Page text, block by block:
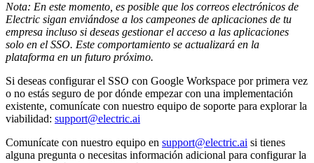
Nota: En este momento, es posible que los correos electrónicos de
Electric sigan enviándose a los campeones de aplicaciones de tu
empresa incluso si deseas gestionar el acceso a las aplicaciones
solo en el SSO. Este comportamiento se actualizará en la
plataforma en un futuro próximo.
Si deseas configurar el SSO con Google Workspace por primera vez
o no estás seguro de por dónde empezar con una implementación
existente, comunícate con nuestro equipo de soporte para explorar la
viabilidad: support@electric.ai
Comunícate con nuestro equipo en support@electric.ai si tienes
alguna pregunta o necesitas información adicional para configurar la